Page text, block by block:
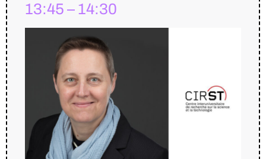
13:45 – 14:30